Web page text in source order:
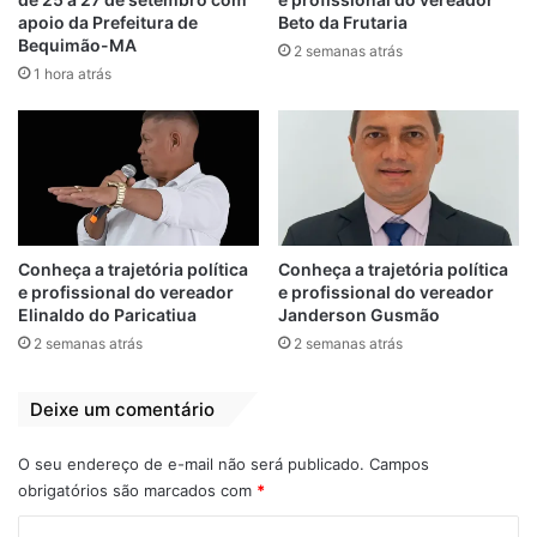
View this post on Instagram
apoio da Prefeitura de
Bequimão-MA
1 hora atrás
Beto da Frutaria
2 semanas atrás
Conheça a trajetória política
e profissional do vereador
Elinaldo do Paricatiua
2 semanas atrás
Conheça a trajetória política
e profissional do vereador
Janderson Gusmão
2 semanas atrás
Deixe um comentário
O seu endereço de e-mail não será publicado. Campos
obrigatórios são marcados com *